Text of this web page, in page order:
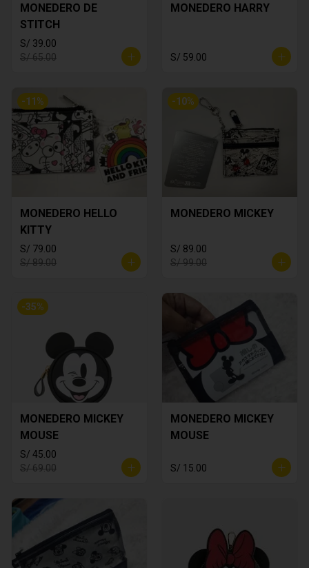
MONEDERO DE
STITCH
S/ 39.00
S/ 65.00
MONEDERO HARRY
S/ 59.00
-11 %
MONEDERO HELLO
KITTY
S/ 79.00
S/ 89.00
-10%
MONEDERO MICKEY
S/ 89.00
S/ 99.00
-35%
MONEDERO MICKEY
MOUSE
S/ 45.00
S/ 69.00
MONEDERO MICKEY
MOUSE
S/ 15.00